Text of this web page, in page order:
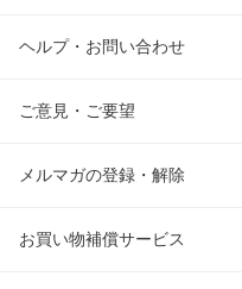
ヘルプ・お問い合わせ
ご意見・ご要望
メルマガの登録・解除
お買い物補償サービス